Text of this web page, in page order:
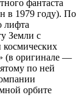
фантаста
в 1979 году). По
лифта
Земли с
космических
(в оригинале —
по ней
орбите